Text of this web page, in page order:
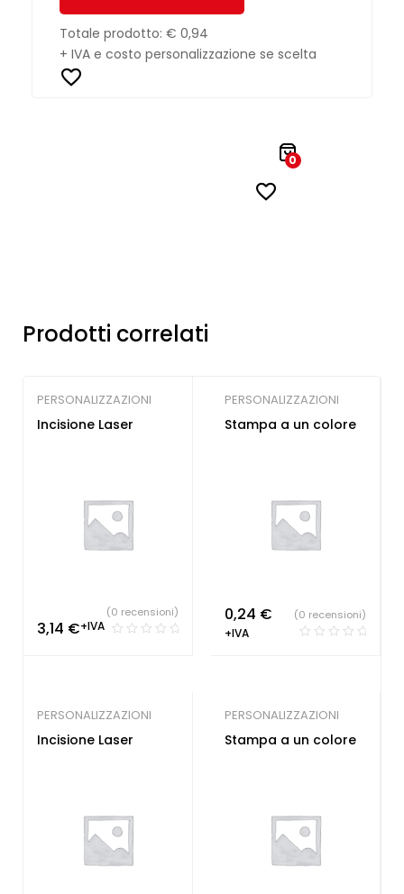
Totale prodotto: € 0,94
+ IVA e costo personalizzazione se scelta
0
Prodotti correlati
PERSONALIZZAZIONI
Incisione Laser
3,14 €+IVA
(0 recensioni)
PERSONALIZZAZIONI
Stampa a un colore
0,24 €
+IVA
(0 recensioni)
PERSONALIZZAZIONI
Incisione Laser
PERSONALIZZAZIONI
Stampa a un colore